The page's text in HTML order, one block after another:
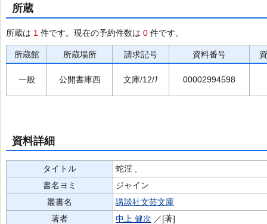
所蔵
所蔵は 1 件です。現在の予約件数は 0 件です。
所蔵館 所蔵場所 請求記号 資料番号
一般 公開書庫西 文庫/12/ﾅ 00002994598
資料詳細
タイトル
蛇淫 ,
書名ヨミ
ジャイン
叢書名
講談社文芸文庫
著者
中上 健次 ／[著]